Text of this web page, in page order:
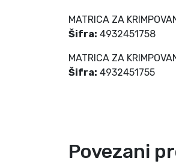
MATRICA ZA
Šifra: 4932451758
MATRICA ZA
Šifra: 4932451755
Povezani